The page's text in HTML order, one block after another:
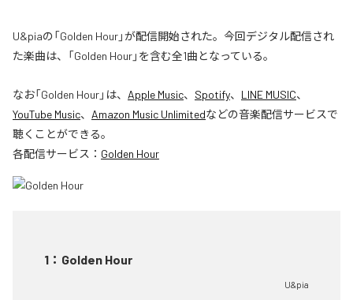
U&piaの「Golden Hour」が配信開始された。今回デジタル配信され
た楽曲は、「Golden Hour」を含む全1曲となっている。
なお「Golden Hour」は、 Apple Music、 Spotify、 LINE MUSIC、
YouTube Music、 Amazon Music Unlimitedなどの音楽配信サービスで
聴くことができる。
各配信サービス： Golden Hour
1 ： Golden Hour
U&pia